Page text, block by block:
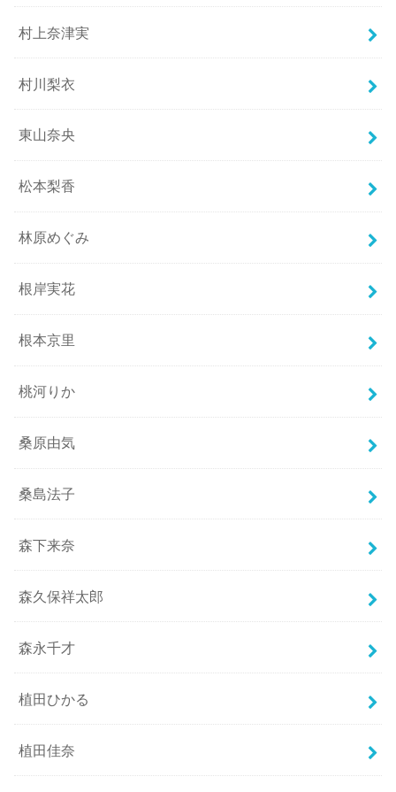
村上奈津実
村川梨衣
東山奈央
松本梨香
林原めぐみ
根岸実花
根本京里
桃河りか
桑原由気
桑島法子
森下来奈
森久保祥太郎
森永千才
植田ひかる
植田佳奈